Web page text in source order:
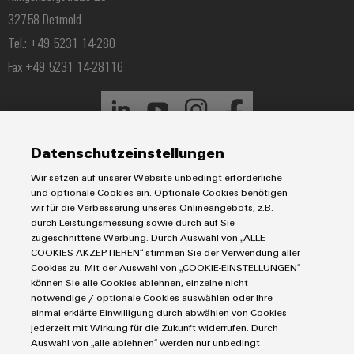
32758 Detmold
Tel.: +49 5231 14-280
Fax +49 5231 14-28116
Datenschutzeinstellungen
Wir setzen auf unserer Website unbedingt erforderliche
und optionale Cookies ein. Optionale Cookies benötigen
wir für die Verbesserung unseres Onlineangebots, z.B.
durch Leistungsmessung sowie durch auf Sie
zugeschnittene Werbung. Durch Auswahl von „ALLE
COOKIES AKZEPTIEREN“ stimmen Sie der Verwendung aller
Cookies zu. Mit der Auswahl von „COOKIE-EINSTELLUNGEN“
können Sie alle Cookies ablehnen, einzelne nicht
notwendige / optionale Cookies auswählen oder Ihre
einmal erklärte Einwilligung durch abwählen von Cookies
jederzeit mit Wirkung für die Zukunft widerrufen. Durch
Auswahl von „alle ablehnen“ werden nur unbedingt